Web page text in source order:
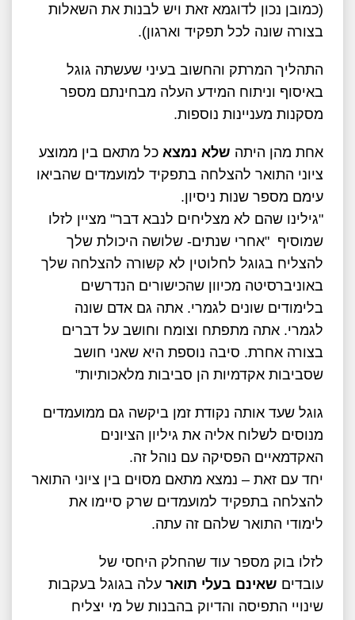
(כמובן נכון לדוגמא זאת ויש לבנות את השאלות
בצורה שונה לכל תפקיד וארגון).
התהליך המרתק והחשוב בעיני שעשתה גוגל
באיסוף וניתוח המידע העלה מבחינתם מספר
מסקנות מעניינות נוספות.
אחת מהן היתה שלא נמצא כל מתאם בין ממוצע
ציוני התואר להצלחה בתפקיד למועמדים שהביאו
עימם מספר שנות ניסיון.
"גילינו שהם לא מצליחים לנבא דבר" מציין לזלו
שמוסיף "אחרי שנתים- שלושה היכולת שלך
להצליח בגוגל לחלוטין לא קשורה להצלחה שלך
באוניברסיטה מכיוון שהכישורים הנדרשים
בלימודים שונים לגמרי. אתה גם אדם שונה
לגמרי. אתה מתפתח וצומח וחושב על דברים
בצורה אחרת. סיבה נוספת היא שאני חושב
שסביבות אקדמיות הן סביבות מלאכותיות"
גוגל שעד אותה נקודת זמן ביקשה גם ממועמדים
מנוסים לשלוח אליה את גיליון הציונים
האקדמאיים הפסיקה עם נוהל זה.
יחד עם זאת – נמצא מתאם מסוים בין ציוני התואר
להצלחה בתפקיד למועמדים שרק סיימו את
לימודי התואר שלהם זה עתה.
לזלו בוק מספר עוד שהחלק היחסי של
עובדים שאינם בעלי תואר עלה בגוגל בעקבות
שינויי התפיסה והדיוק בהבנות של מי יצליח